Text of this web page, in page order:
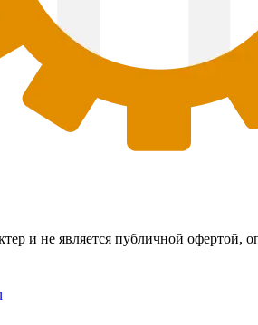
и не является публичной офертой,